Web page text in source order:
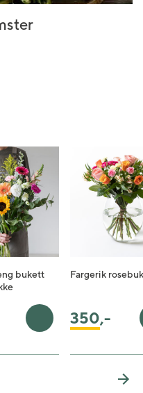
bukett
Legg i handlekurv
Fargerik
350,-